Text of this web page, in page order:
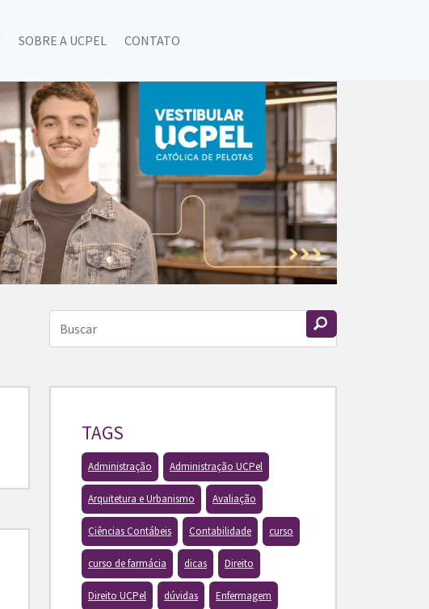
SOBRE A UCPEL CONTATO
TAGS
Administração Administração UCPel
Arquitetura e Urbanismo Avaliação
Ciências Contábeis Contabilidade curso
curso de farmácia dicas Direito
Direito UCPel dúvidas Enfermagem